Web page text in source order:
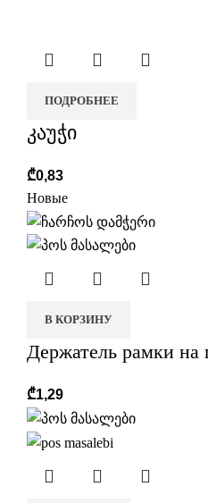
ПОДРОБНЕЕ
კაუჭი
₾0,83
Новые
В КОРЗИНУ
Держатель рамки на
₾1,29